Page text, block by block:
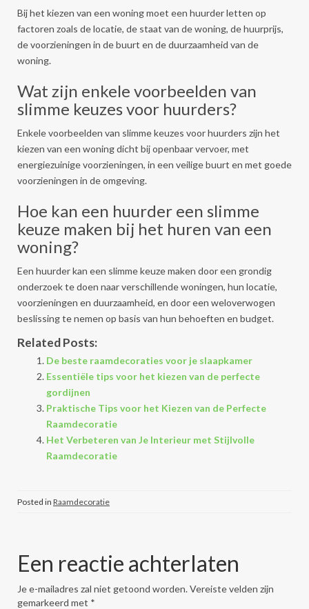
Bij het kiezen van een woning moet een huurder letten op
factoren zoals de locatie, de staat van de woning, de huurprijs,
de voorzieningen in de buurt en de duurzaamheid van de
woning.
Wat zijn enkele voorbeelden van
slimme keuzes voor huurders?
Enkele voorbeelden van slimme keuzes voor huurders zijn het
kiezen van een woning dicht bij openbaar vervoer, met
energiezuinige voorzieningen, in een veilige buurt en met goede
voorzieningen in de omgeving.
Hoe kan een huurder een slimme
keuze maken bij het huren van een
woning?
Een huurder kan een slimme keuze maken door een grondig
onderzoek te doen naar verschillende woningen, hun locatie,
voorzieningen en duurzaamheid, en door een weloverwogen
beslissing te nemen op basis van hun behoeften en budget.
Related Posts:
De beste raamdecoraties voor je slaapkamer
Essentiële tips voor het kiezen van de perfecte
gordijnen
Praktische Tips voor het Kiezen van de Perfecte
Raamdecoratie
Het Verbeteren van Je Interieur met Stijlvolle
Raamdecoratie
Posted in Raamdecoratie
Een reactie achterlaten
Je e-mailadres zal niet getoond worden.Vereiste velden zijn
gemarkeerd met *